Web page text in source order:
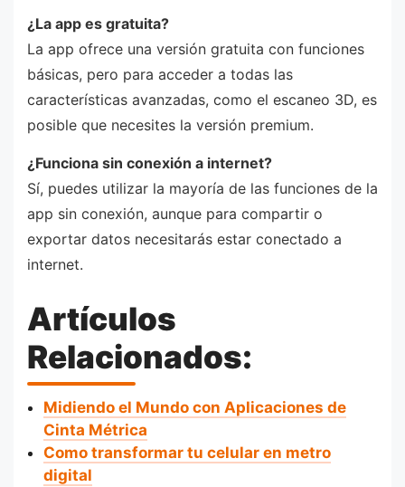
¿La app es gratuita?
La app ofrece una versión gratuita con funciones
básicas, pero para acceder a todas las
características avanzadas, como el escaneo 3D, es
posible que necesites la versión premium.
¿Funciona sin conexión a internet?
Sí, puedes utilizar la mayoría de las funciones de la
app sin conexión, aunque para compartir o
exportar datos necesitarás estar conectado a
internet.
Artículos
Relacionados:
Midiendo el Mundo con Aplicaciones de
Cinta Métrica
Como transformar tu celular en metro
digital